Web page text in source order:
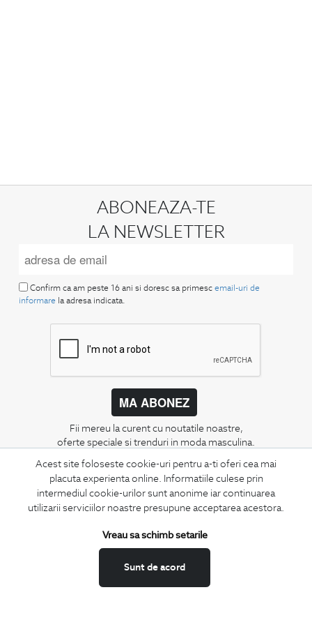
Acest site foloseste cookie-uri pentru a-ti oferi cea mai
placuta experienta online. Informatiile culese prin
intermediul cookie-urilor sunt anonime iar continuarea
utilizarii serviciilor noastre presupune acceptarea acestora.
Sunt de acord
Vreau sa schimb setarile
ABONEAZA-TE
LA NEWSLETTER
Confirm ca am peste 16 ani si doresc sa primesc email-uri de
informare la adresa indicata.
MA ABONEZ
Fii mereu la curent cu noutatile noastre,
oferte speciale si trenduri in moda masculina.
CONCIERGE
Termeni si conditii
Schimburi si retur
Securitatea datelor
Feedback site
ANPC
SOL